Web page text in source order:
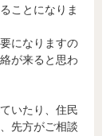
ことになりま
になりますの
が来ると思わ
いたり、住民
先方がご相談